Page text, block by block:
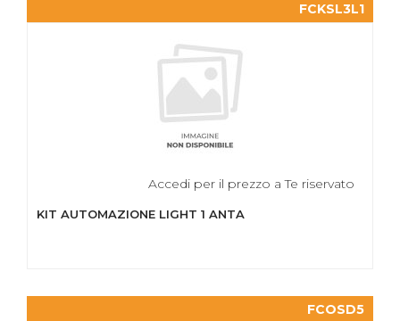
FCKSL3L1
Accedi per il prezzo a Te riservato
KIT AUTOMAZIONE LIGHT 1 ANTA
FCOSD5